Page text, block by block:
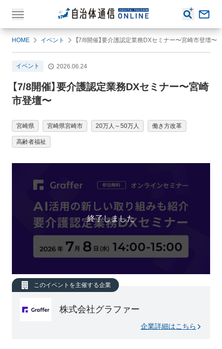
HOME イベント 【7/8開催】要介護認定業務DXセミナー〜宮崎市登壇〜
イベント 2026.06.24
【7/8開催】要介護認定業務DXセミナー〜宮崎
市登壇〜
宮崎県 宮崎県宮崎市 20万人～50万人 働き方改革
高齢者福祉
終了しました
このイベントを主催する企業
株式会社グラファー
企業詳細はこちら